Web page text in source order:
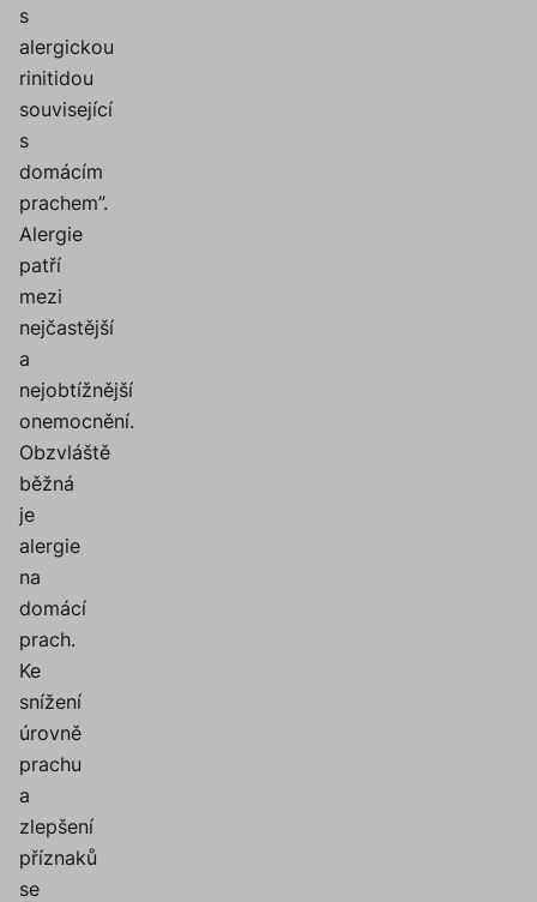
s
alergickou
rinitidou
související
s
domácím
prachem”.
Alergie
patří
mezi
nejčastější
a
nejobtížnější
onemocnění.
Obzvláště
běžná
je
alergie
na
domácí
prach.
Ke
snížení
úrovně
prachu
a
zlepšení
příznaků
se